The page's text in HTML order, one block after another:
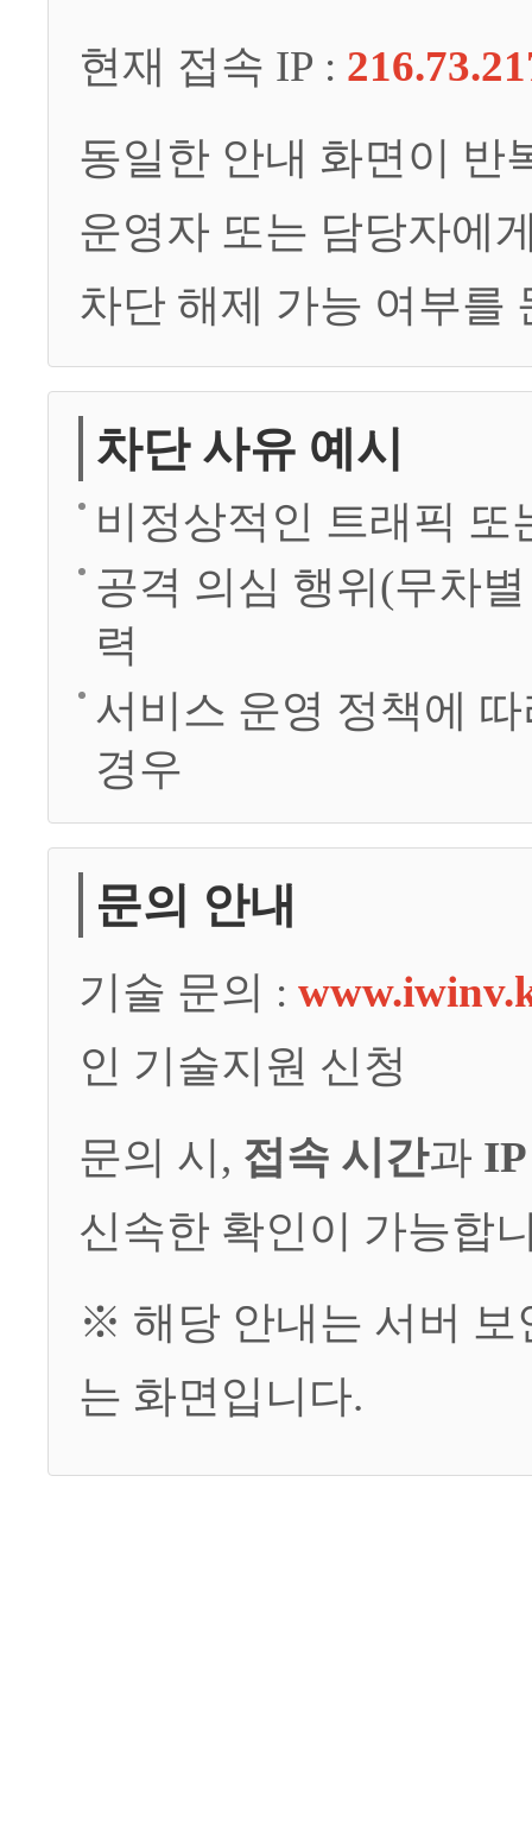
현재 접속 IP :
동일한 안내 화면이 반
운영자 또는 담당자에
차단 해제 가능 여부를
차단 사유 예시
비정상적인 트래픽 또
공격 의심 행위(무차
력
서비스 운영 정책에
경우
문의 안내
기술 문의 :
인 기술지원 신청
문의 시, 접속 시간과
신속한 확인이 가능합
※ 해당 안내는 서버 보
는 화면입니다.